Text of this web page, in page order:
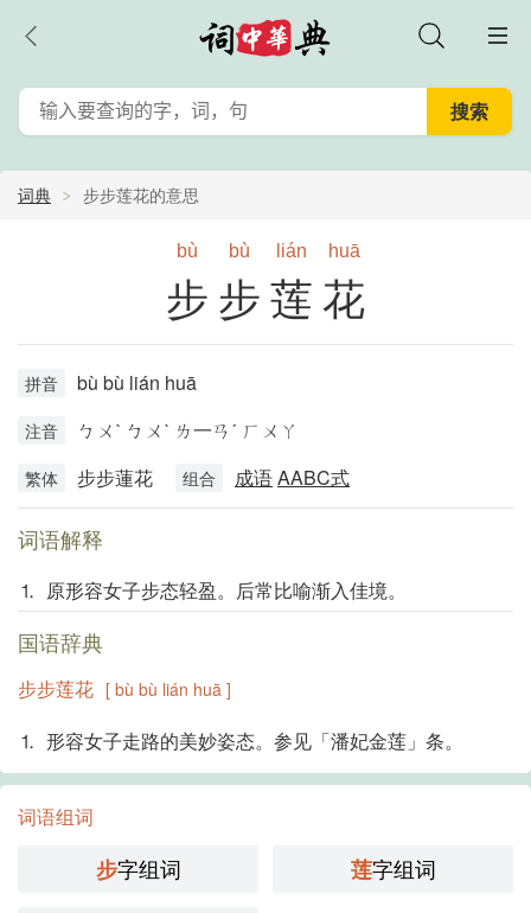
词典 步步莲花的意思
bù bù lián huā
步步莲花
拼音 bù bù lián huā
注音 ㄅㄨˋ ㄅㄨˋ ㄌ一ㄢˊ ㄏㄨㄚ
繁体 步步蓮花 组合 成语AABC式
词语解释
⒈ 原形容女子步态轻盈。后常比喻渐入佳境。
国语辞典
步步莲花 [ bù bù lián huā ]
⒈ 形容女子走路的美妙姿态。参见「潘妃金莲」条。
词语组词
步字组词 莲字组词